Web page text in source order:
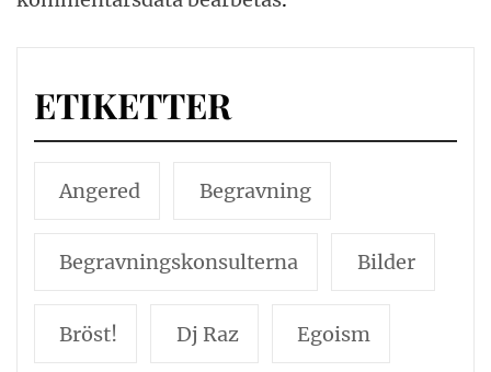
ETIKETTER
Angered Begravning
Begravningskonsulterna Bilder
Bröst! Dj Raz Egoism